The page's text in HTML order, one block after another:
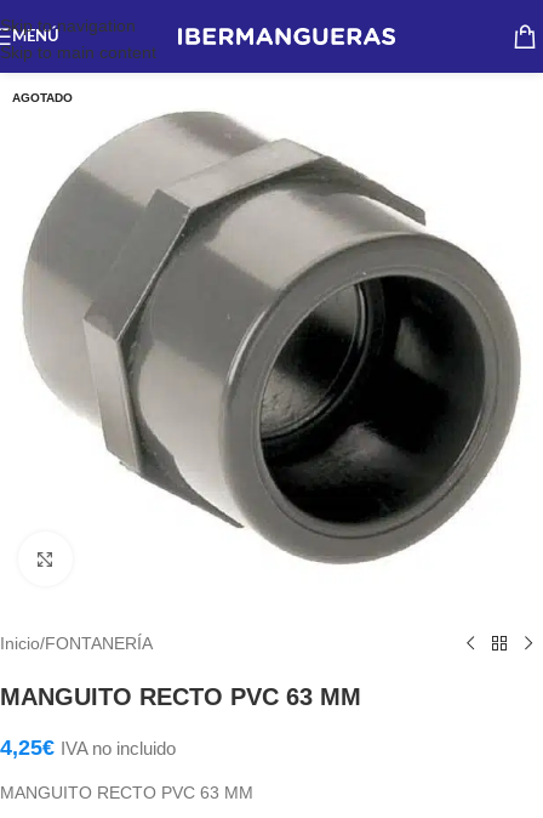
Skip to navigation
Skip to main content
MENÚ
AGOTADO
Inicio/FONTANERÍA
MANGUITO RECTO PVC 63 MM
4,25€ IVA no incluido
MANGUITO RECTO PVC 63 MM